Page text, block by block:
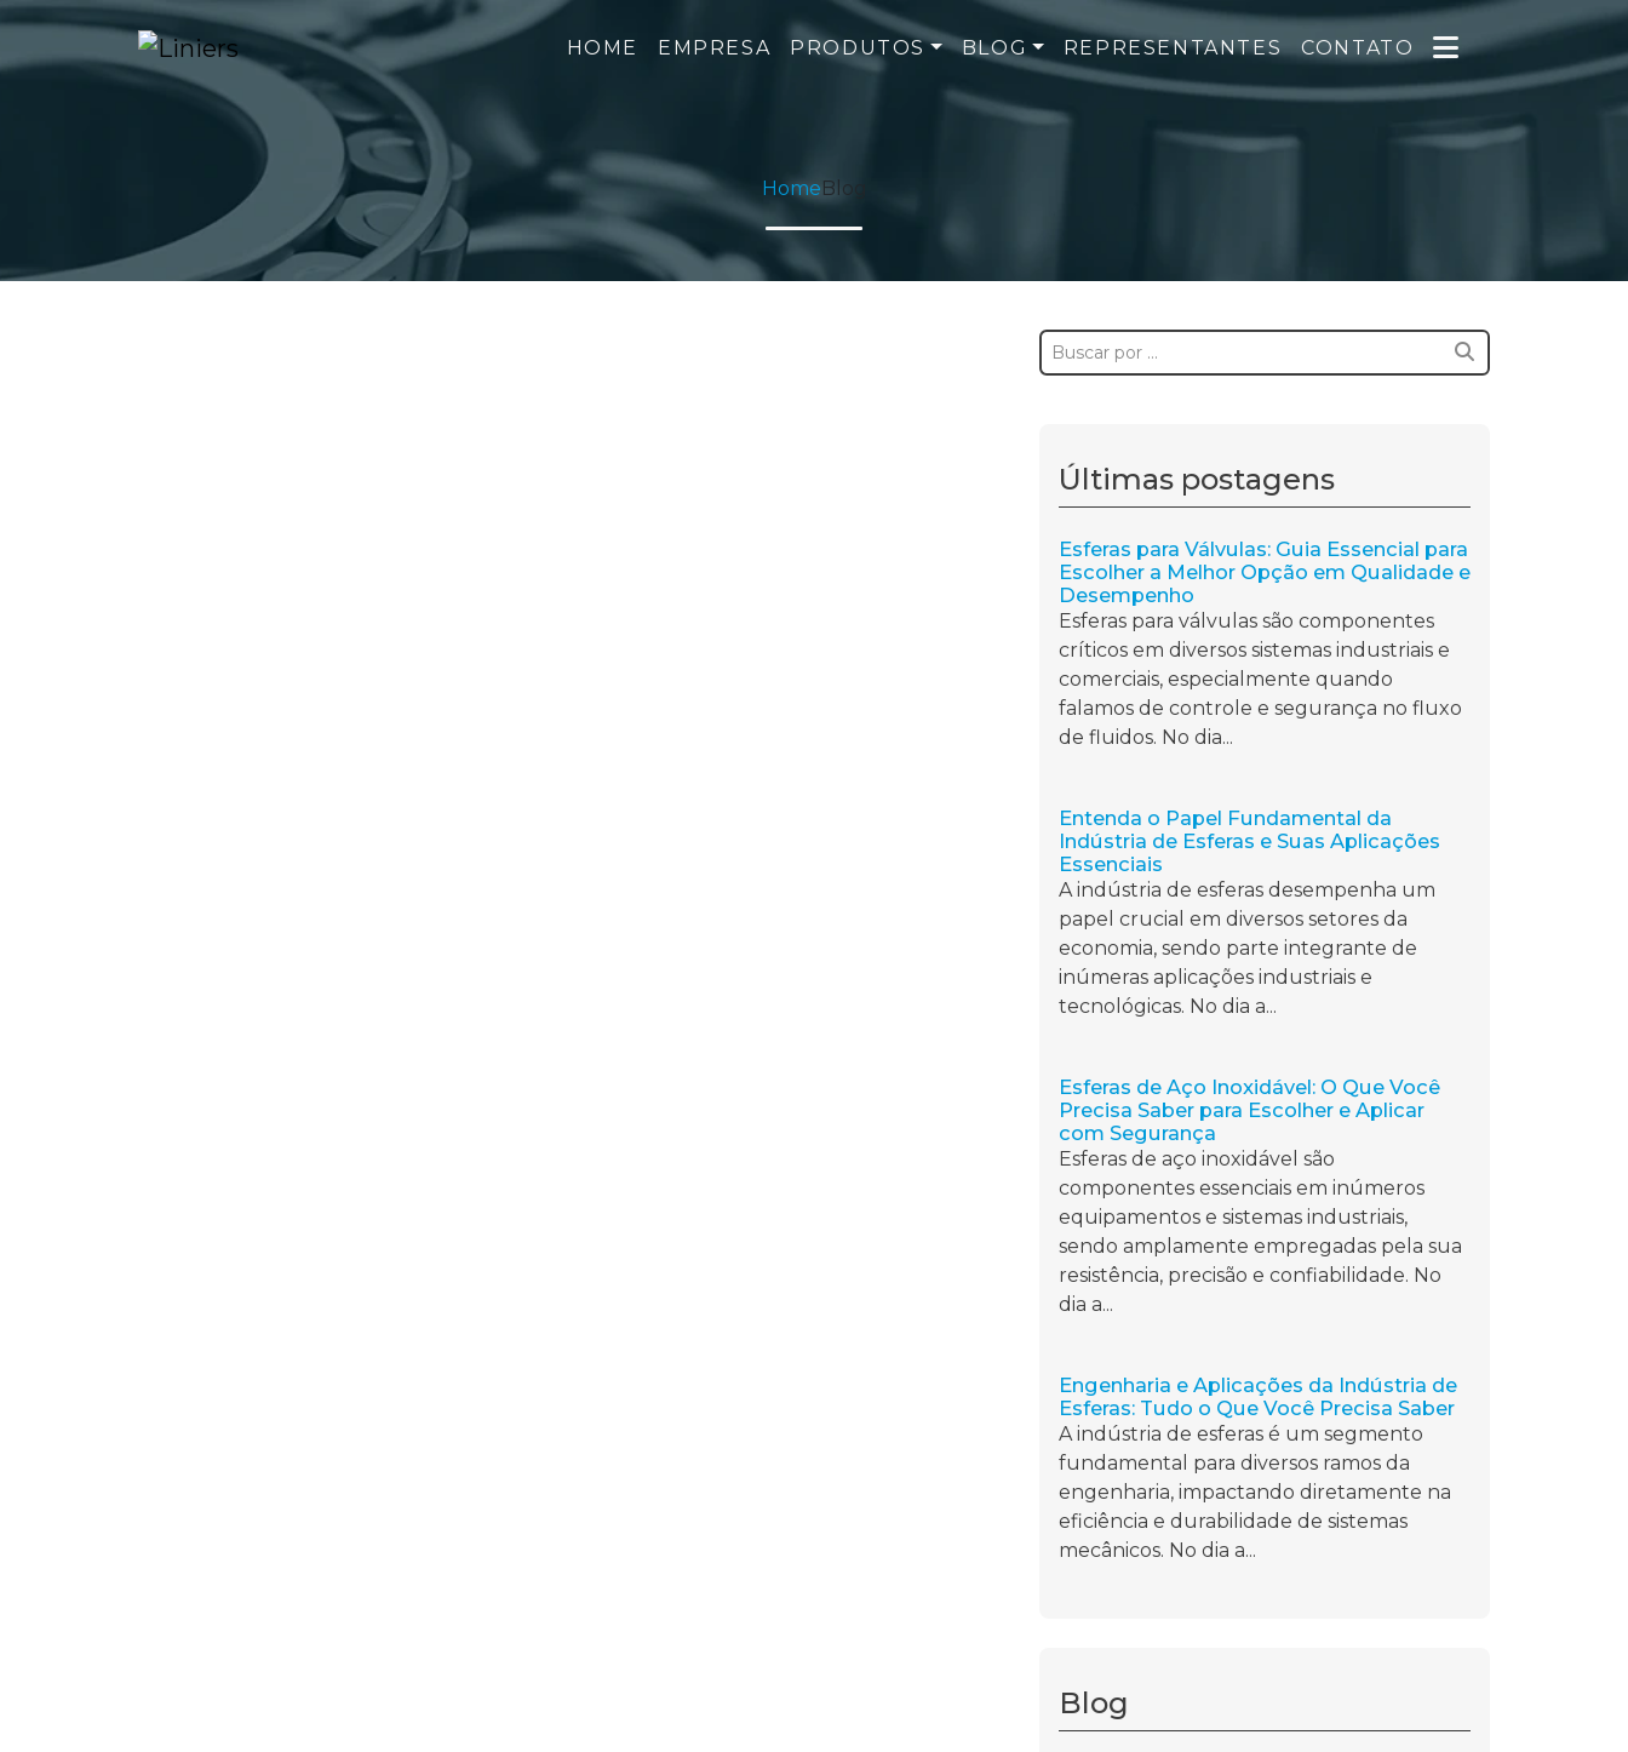
HOME EMPRESA PRODUTOS BLOG REPRESENTANTES CONTATO
HomeBlog
Últimas postagens
Esferas para Válvulas: Guia Essencial para
Escolher a Melhor Opção em Qualidade e
Desempenho
Esferas para válvulas são componentes
críticos em diversos sistemas industriais e
comerciais, especialmente quando
falamos de controle e segurança no fluxo
de fluidos. No dia...
Entenda o Papel Fundamental da
Indústria de Esferas e Suas Aplicações
Essenciais
A indústria de esferas desempenha um
papel crucial em diversos setores da
economia, sendo parte integrante de
inúmeras aplicações industriais e
tecnológicas. No dia a...
Esferas de Aço Inoxidável: O Que Você
Precisa Saber para Escolher e Aplicar
com Segurança
Esferas de aço inoxidável são
componentes essenciais em inúmeros
equipamentos e sistemas industriais,
sendo amplamente empregadas pela sua
resistência, precisão e confiabilidade. No
dia a...
Engenharia e Aplicações da Indústria de
Esferas: Tudo o Que Você Precisa Saber
A indústria de esferas é um segmento
fundamental para diversos ramos da
engenharia, impactando diretamente na
eficiência e durabilidade de sistemas
mecânicos. No dia a...
Blog